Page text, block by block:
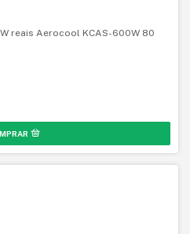
reais Aerocool KCAS-600W 80